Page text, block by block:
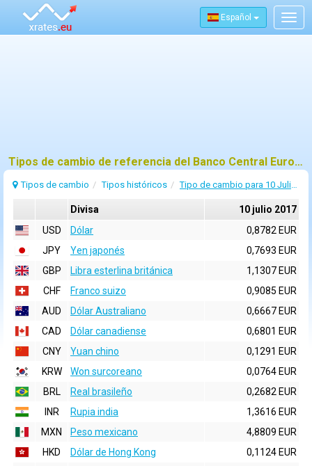
Español
Tipos de cambio de referencia del Banco Central Europeo (BCE) para 10 julio 2017
Tipos de cambio Tipos históricos Tipo de cambio para 10 Julio 2017
Divisa
10 julio 2017
USD
Dólar
0,8782 EUR
JPY
Yen japonés
0,7693 EUR
GBP
Libra esterlina británica
1,1307 EUR
CHF
Franco suizo
0,9085 EUR
AUD
Dólar Australiano
0,6667 EUR
CAD
Dólar canadiense
0,6801 EUR
CNY
Yuan chino
0,1291 EUR
KRW
Won surcoreano
0,0764 EUR
BRL
Real brasileño
0,2682 EUR
INR
Rupia india
1,3616 EUR
MXN
Peso mexicano
4,8809 EUR
HKD
Dólar de Hong Kong
0,1124 EUR